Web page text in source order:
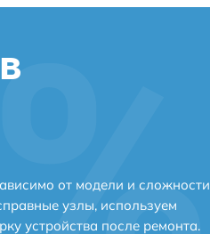
от модели и сложности
узлы, используем
устройства после ремонта.